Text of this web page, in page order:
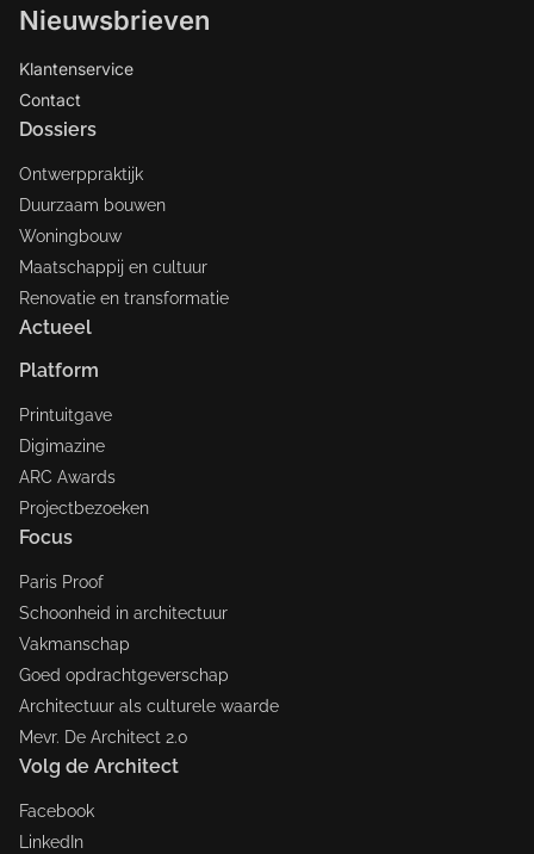
Nieuwsbrieven
Klantenservice
Contact
Dossiers
Ontwerppraktijk
Duurzaam bouwen
Woningbouw
Maatschappij en cultuur
Renovatie en transformatie
Actueel
Platform
Printuitgave
Digimazine
ARC Awards
Projectbezoeken
Focus
Paris Proof
Schoonheid in architectuur
Vakmanschap
Goed opdrachtgeverschap
Architectuur als culturele waarde
Mevr. De Architect 2.0
Volg de Architect
Facebook
LinkedIn